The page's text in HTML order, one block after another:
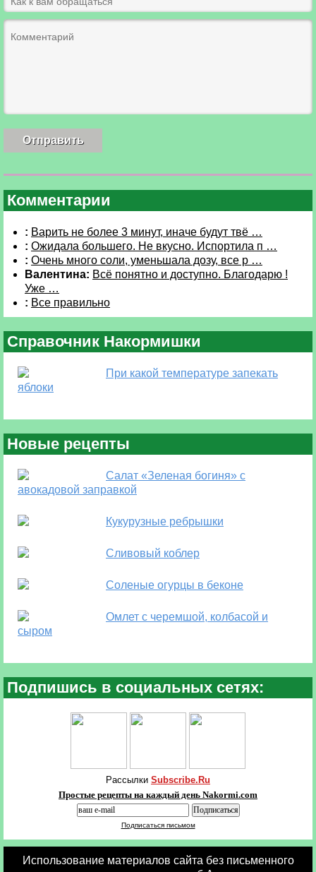
Комментарии
: Варить не более 3 минут, иначе будут твё …
: Ожидала большего. Не вкусно. Испортила п …
: Очень много соли, уменьшала дозу, все р …
Валентина: Всё понятно и доступно. Благодарю !
Уже …
: Все правильно
Справочник Накормишки
При какой температуре запекать
яблоки
Новые рецепты
Салат «Зеленая богиня» с
авокадовой заправкой
Кукурузные ребрышки
Сливовый коблер
Соленые огурцы в беконе
Омлет с черемшой, колбасой и
сыром
Подпишись в социальных сетях:
Рассылки Subscribe.Ru
Простые рецепты на каждый день Nakormi.com
Подписаться письмом
Использование материалов сайта без письменного